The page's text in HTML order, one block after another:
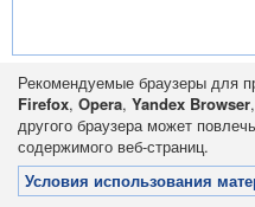
Рекомендуемые браузеры для
Firefox, Opera, Yandex Browser,
другого браузера может
содержимого веб-страниц.
Условия использования